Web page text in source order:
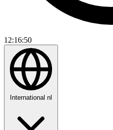
12:16:51
International nl